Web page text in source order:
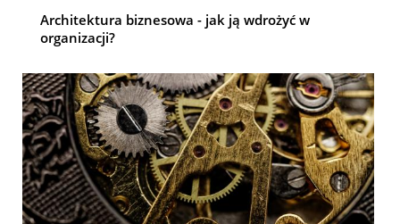
Architektura biznesowa - jak ją wdrożyć w
organizacji?